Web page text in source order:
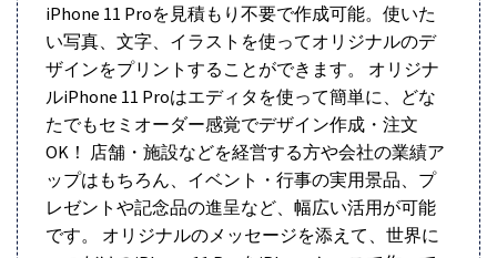
iPhone 11 Proを見積もり不要で作成可能。使いた
い写真、文字、イラストを使ってオリジナルのデ
ザインをプリントすることができます。 オリジナ
ルiPhone 11 Proはエディタを使って簡単に、どな
たでもセミオーダー感覚でデザイン作成・注文
OK！ 店舗・施設などを経営する方や会社の業績ア
ップはもちろん、イベント・行事の実用景品、プ
レゼントや記念品の進呈など、幅広い活用が可能
です。 オリジナルのメッセージを添えて、世界に